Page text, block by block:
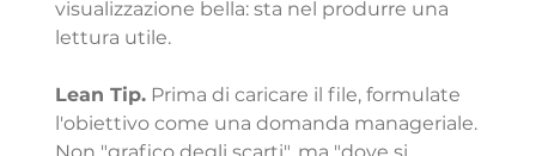
visualizzazione bella: sta nel produrre una
lettura utile.
Lean Tip. Prima di caricare il file, formulate
l'obiettivo come una domanda manageriale.